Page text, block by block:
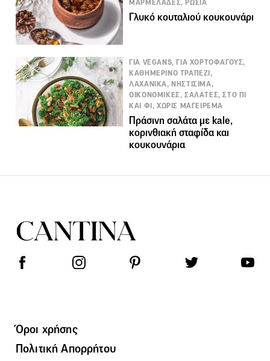
ΜΑΡΜΕΛΑΔΕΣ, ΡΩΣΙΑ
Γλυκό κουταλιού κουκουνάρι
ΓΙΑ VEGANS, ΓΙΑ ΧΟΡΤΟΦΑΓΟΥΣ,
ΚΑΘΗΜΕΡΙΝΟ ΤΡΑΠΕΖΙ,
ΛΑΧΑΝΙΚΑ, ΝΗΣΤΙΣΙΜΑ,
ΟΙΚΟΝΟΜΙΚΕΣ, ΣΑΛΑΤΕΣ, ΣΤΟ ΠΙ
ΚΑΙ ΦΙ, ΧΩΡΙΣ ΜΑΓΕΙΡΕΜΑ
Πράσινη σαλάτα με kale,
κορινθιακή σταφίδα και
κουκουνάρια
Όροι χρήσης
Πολιτική Απορρήτου